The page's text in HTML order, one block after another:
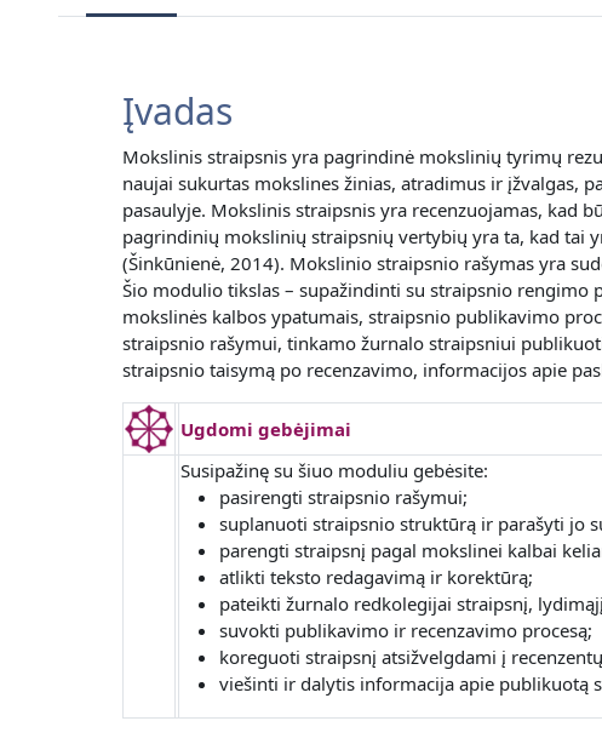
Įvadas
Mokslinis straipsnis yra pagrindinė mokslinių tyrimų
naujai sukurtas mokslines žinias, atradimus ir įžvalgas,
pasaulyje. Mokslinis straipsnis yra recenzuojamas, kad
pagrindinių mokslinių straipsnių vertybių yra ta, kad tai
(Šinkūnienė, 2014). Mokslinio straipsnio rašymas yra
Šio modulio tikslas – supažindinti su straipsnio
mokslinės kalbos ypatumais, straipsnio publikavimo
straipsnio rašymui, tinkamo žurnalo straipsniui
straipsnio taisymą po recenzavimo, informacijos apie
Ugdomi gebėjimai
Susipažinę su šiuo moduliu gebėsite:
pasirengti straipsnio rašymui;
suplanuoti straipsnio struktūrą ir parašyti jo
parengti straipsnį pagal mokslinei kalbai
atlikti teksto redagavimą ir korektūrą;
pateikti žurnalo redkolegijai straipsnį,
suvokti publikavimo ir recenzavimo procesą;
koreguoti straipsnį atsižvelgdami į
viešinti ir dalytis informacija apie publikuotą